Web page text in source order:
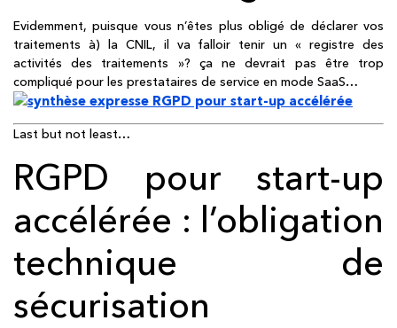
Evidemment, puisque vous n’êtes plus obligé de déclarer vos
traitements à) la CNIL, il va falloir tenir un « registre des
activités des traitements »? ça ne devrait pas être trop
compliqué pour les prestataires de service en mode SaaS…
Last but not least…
RGPD pour start-up
accélérée : l’obligation
technique de
sécurisation